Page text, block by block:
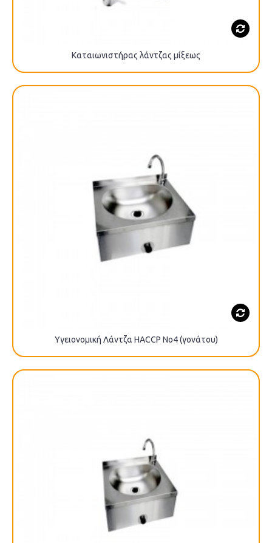
Καταιωνιστήρας λάντζας μίξεως
Υγειονομική Λάντζα HACCP No4 (γονάτου)